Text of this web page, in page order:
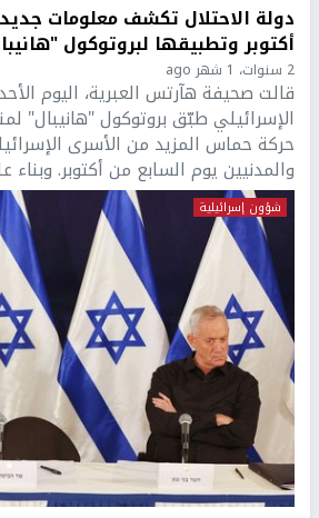
أكتوبر وتطبيقها لبروتوكول
2 سنوات، 1 شهر ago
قالت صحيفة هآرتس العبرية، اليوم
الإسرائيلي طبّق بروتوكول "هانيبال"
حركة حماس المزيد من الأسرى
والمدنيين يوم السابع من أكتوبر. وبناء
شؤون إسرائيلية